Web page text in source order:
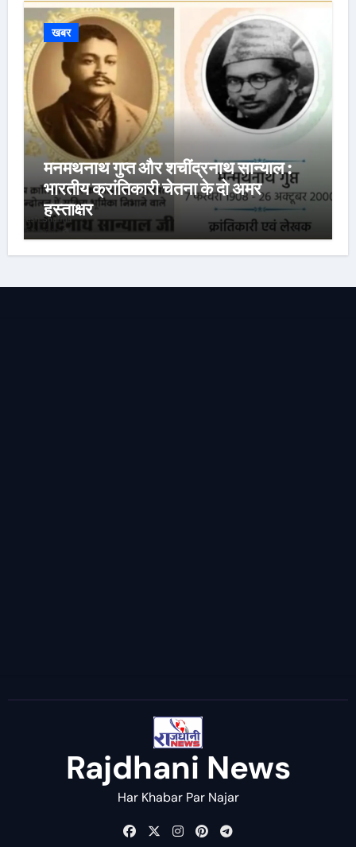
खबर
मनमथनाथ गुप्त और शचींद्रनाथ सान्याल :
भारतीय क्रांतिकारी चेतना के दो अमर
हस्ताक्षर
Rajdhani News
Har Khabar Par Najar